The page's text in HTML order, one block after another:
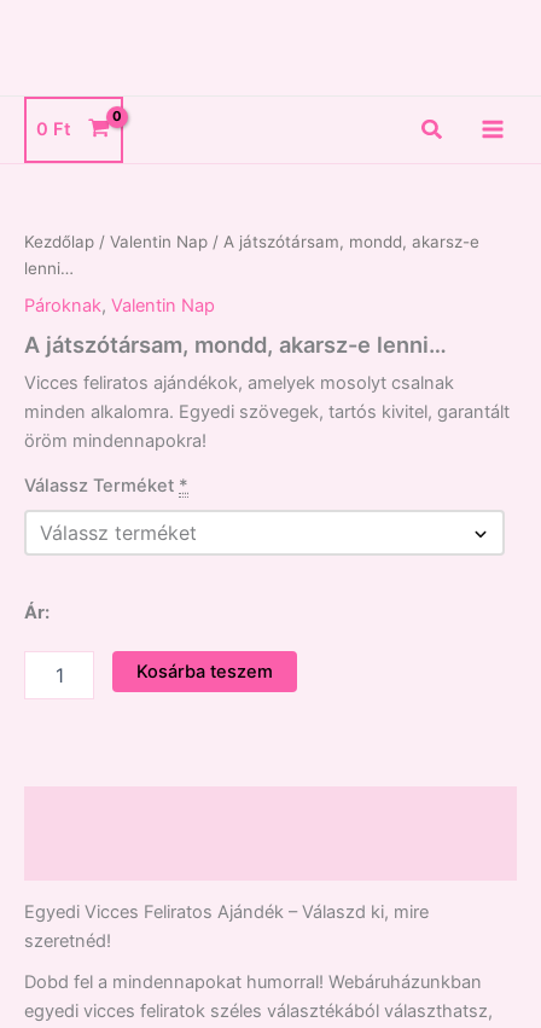
0 Ft Search
Kezdőlap / Valentin Nap / A játszótársam, mondd, akarsz-e
lenni…
Pároknak, Valentin Nap
A játszótársam, mondd, akarsz-e lenni…
Vicces feliratos ajándékok, amelyek mosolyt csalnak
minden alkalomra. Egyedi szövegek, tartós kivitel, garantált
öröm mindennapokra!
Válassz Terméket *
Ár:
akarsz-
e
lenni...
mennyiség
Kosárba teszem
Egyedi Vicces Feliratos Ajándék – Válaszd ki, mire
szeretnéd!
Dobd fel a mindennapokat humorral! Webáruházunkban
egyedi vicces feliratok széles választékából választhatsz,